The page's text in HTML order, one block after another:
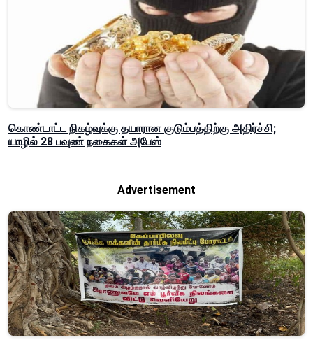
கொண்டாட்ட நிகழ்வுக்கு தயாரான குடும்பத்திற்கு அதிர்ச்சி;
யாழில் 28 பவுண் நகைகள் அபேஸ்
Advertisement